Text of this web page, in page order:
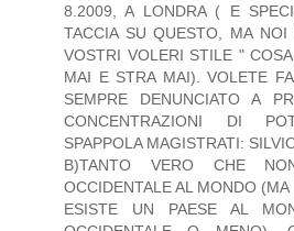
8.2009, A LONDRA ( E
TACCIA SU QUESTO, MA
VOSTRI VOLERI STILE "
MAI E STRA MAI). VOLETE
SEMPRE DENUNCIATO A
CONCENTRAZIONI DI
SPAPPOLA MAGISTRATI:
B)TANTO VERO CHE
OCCIDENTALE AL MONDO
ESISTE UN PAESE AL